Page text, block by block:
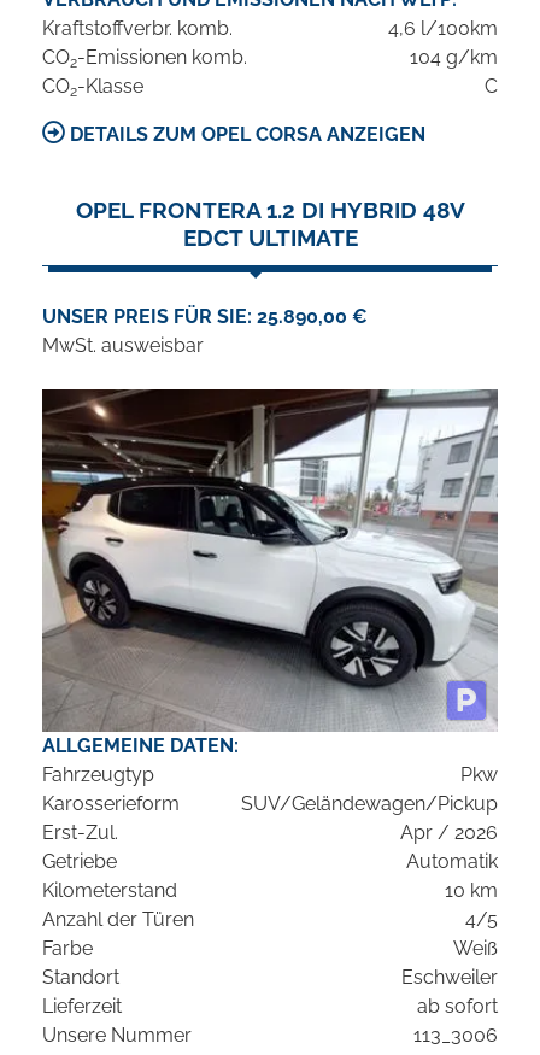
Kraftstoffverbr. komb.
4,6 l/100km
CO2-Emissionen komb.
104 g/km
CO2-Klasse C
DETAILS ZUM OPEL CORSA ANZEIGEN
OPEL FRONTERA 1.2 DI HYBRID 48V
EDCT ULTIMATE
UNSER PREIS FÜR SIE: 25.890,00 €
MwSt. ausweisbar
ALLGEMEINE DATEN:
Fahrzeugtyp
Pkw
Karosserieform
SUV/Geländewagen/Pickup
Erst-Zul.
Apr / 2026
Getriebe
Automatik
Kilometerstand
10 km
Anzahl der Türen
4/5
Farbe
Weiß
Standort
Eschweiler
Lieferzeit
ab sofort
Unsere Nummer
113_3006